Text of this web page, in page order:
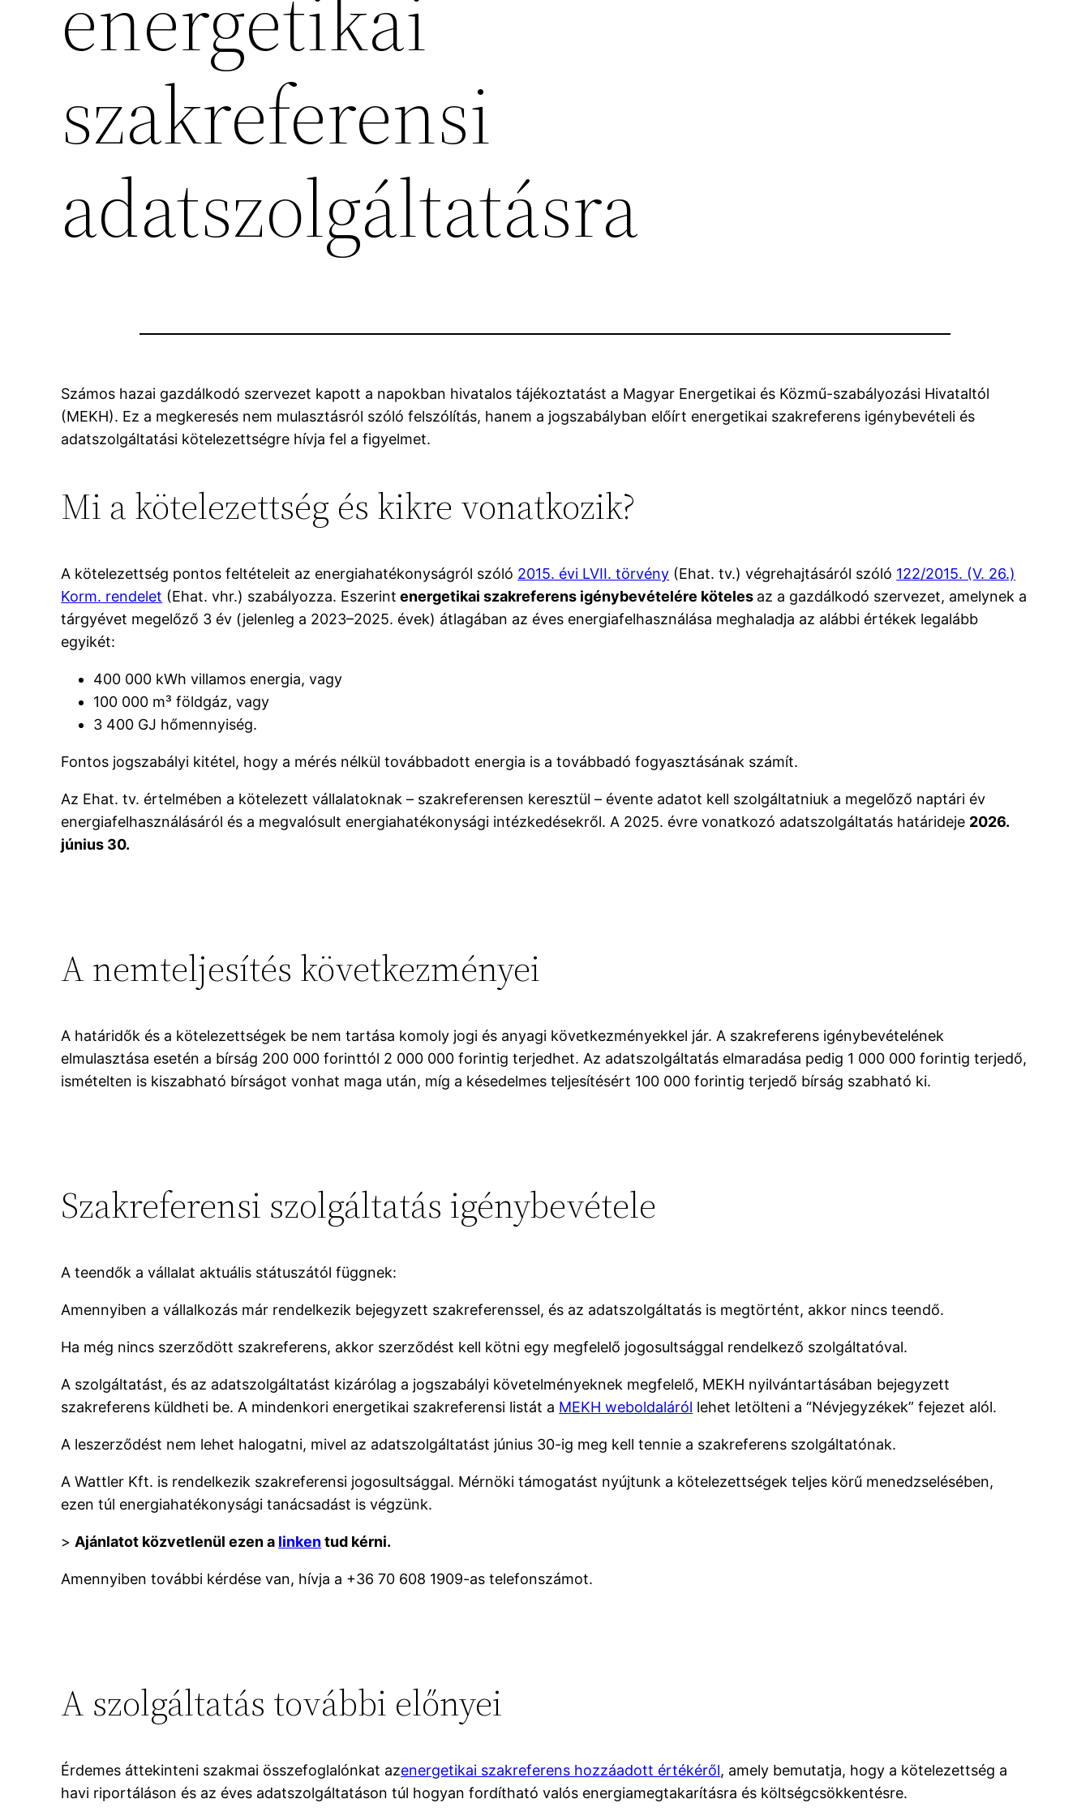
szakreferensi
adatszolgáltatásra
Számos hazai gazdálkodó szervezet kapott a napokban hivatalos tájékoztatást a Magyar Energetikai és Közmű-szabályozási Hivataltól
(MEKH). Ez a megkeresés nem mulasztásról szóló felszólítás, hanem a jogszabályban előírt energetikai szakreferens igénybevételi és
adatszolgáltatási kötelezettségre hívja fel a figyelmet.
Mi a kötelezettség és kikre vonatkozik?
A kötelezettség pontos feltételeit az energiahatékonyságról szóló 2015. évi LVII. törvény (Ehat. tv.) végrehajtásáról szóló 122/2015. (V. 26.)
Korm. rendelet (Ehat. vhr.) szabályozza. Eszerint energetikai szakreferens igénybevételére köteles az a gazdálkodó szervezet, amelynek a
tárgyévet megelőző 3 év (jelenleg a 2023–2025. évek) átlagában az éves energiafelhasználása meghaladja az alábbi értékek legalább
egyikét:
400 000 kWh villamos energia, vagy
100 000 m³ földgáz, vagy
3 400 GJ hőmennyiség.
Fontos jogszabályi kitétel, hogy a mérés nélkül továbbadott energia is a továbbadó fogyasztásának számít.
Az Ehat. tv. értelmében a kötelezett vállalatoknak – szakreferensen keresztül – évente adatot kell szolgáltatniuk a megelőző naptári év
energiafelhasználásáról és a megvalósult energiahatékonysági intézkedésekről. A 2025. évre vonatkozó adatszolgáltatás határideje 2026.
június 30.
A nemteljesítés következményei
A határidők és a kötelezettségek be nem tartása komoly jogi és anyagi következményekkel jár. A szakreferens igénybevételének
elmulasztása esetén a bírság 200 000 forinttól 2 000 000 forintig terjedhet. Az adatszolgáltatás elmaradása pedig 1 000 000 forintig terjedő,
ismételten is kiszabható bírságot vonhat maga után, míg a késedelmes teljesítésért 100 000 forintig terjedő bírság szabható ki.
Szakreferensi szolgáltatás igénybevétele
A teendők a vállalat aktuális státuszától függnek:
Amennyiben a vállalkozás már rendelkezik bejegyzett szakreferenssel, és az adatszolgáltatás is megtörtént, akkor nincs teendő.
Ha még nincs szerződött szakreferens, akkor szerződést kell kötni egy megfelelő jogosultsággal rendelkező szolgáltatóval.
A szolgáltatást, és az adatszolgáltatást kizárólag a jogszabályi követelményeknek megfelelő, MEKH nyilvántartásában bejegyzett
szakreferens küldheti be. A mindenkori energetikai szakreferensi listát a MEKH weboldaláról lehet letölteni a “Névjegyzékek” fejezet alól.
A leszerződést nem lehet halogatni, mivel az adatszolgáltatást június 30-ig meg kell tennie a szakreferens szolgáltatónak.
A Wattler Kft. is rendelkezik szakreferensi jogosultsággal. Mérnöki támogatást nyújtunk a kötelezettségek teljes körű menedzselésében,
ezen túl energiahatékonysági tanácsadást is végzünk.
> Ajánlatot közvetlenül ezen a linkentud kérni.
Amennyiben további kérdése van, hívja a +36 70 608 1909-as telefonszámot.
A szolgáltatás további előnyei
Érdemes áttekinteni szakmai összefoglalónkat azenergetikai szakreferens hozzáadott értékéről, amely bemutatja, hogy a kötelezettség a
havi riportáláson és az éves adatszolgáltatáson túl hogyan fordítható valós energiamegtakarításra és költségcsökkentésre.